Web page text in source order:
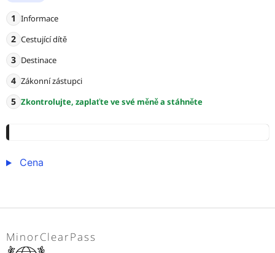
1 Informace
2 Cestující dítě
3 Destinace
4 Zákonní zástupci
5 Zkontrolujte, zaplaťte ve své měně a stáhněte
Cena
MinorClearPass